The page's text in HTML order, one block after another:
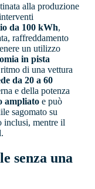
alla produzione
da 100 kWh,
raffreddamento
un utilizzo
in pista
di una vettura
da 20 a 60
e della potenza
ampliato e può
sagomato su
inclusi, mentre il
senza una